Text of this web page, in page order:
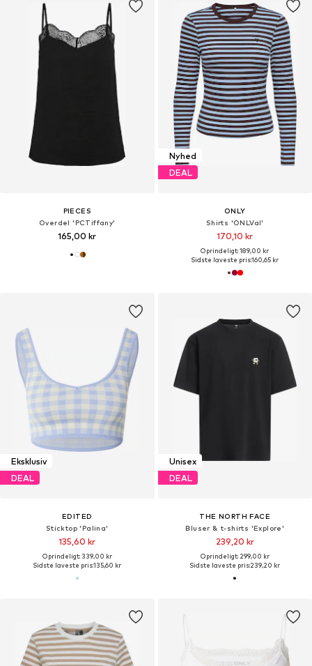
PIECES
Overdel 'PCTiffany'
165,00 kr
Nyhed
DEAL
ONLY
Shirts 'ONLVal'
170,10 kr
Oprindeligt: 189,00 kr
Sidste laveste pris:160,65 kr
Eksklusiv
DEAL
EDITED
Sticktop 'Palina'
135,60 kr
Oprindeligt: 339,00 kr
Sidste laveste pris:135,60 kr
Unisex
DEAL
THE NORTH FACE
Bluser & t-shirts 'Explore'
239,20 kr
Oprindeligt: 299,00 kr
Sidste laveste pris:239,20 kr